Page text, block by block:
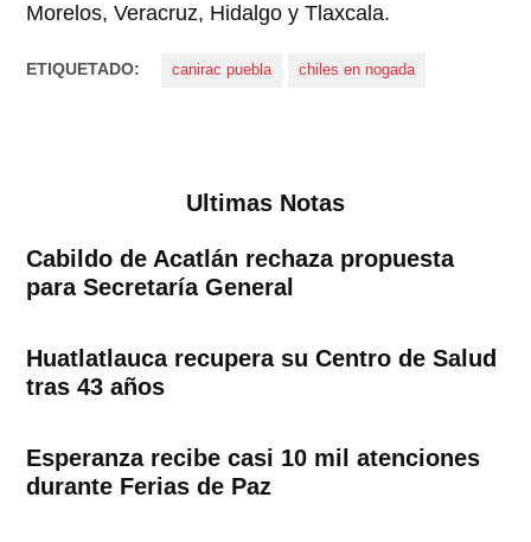
Morelos, Veracruz, Hidalgo y Tlaxcala.
ETIQUETADO: canirac puebla chiles en nogada
Ultimas Notas
Cabildo de Acatlán rechaza propuesta
para Secretaría General
Huatlatlauca recupera su Centro de Salud
tras 43 años
Esperanza recibe casi 10 mil atenciones
durante Ferias de Paz